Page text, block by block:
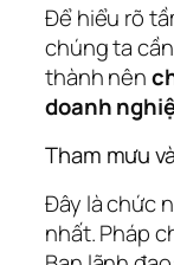
Để hiểu rõ
chúng ta
thành nên
doanh
Tham mưu
Đây là chức
nhất. Pháp